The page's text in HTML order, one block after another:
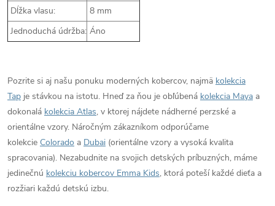
Dĺžka vlasu:
8 mm
Jednoduchá údržba: Áno
Pozrite si aj našu ponuku moderných kobercov, najmä kolekcia
Tap je stávkou na istotu. Hneď za ňou je obľúbená kolekcia Maya a
dokonalá kolekcia Atlas, v ktorej nájdete nádherné perzské a
orientálne vzory. Náročným zákazníkom odporúčame
kolekcie Colorado a Dubai (orientálne vzory a vysoká kvalita
spracovania). Nezabudnite na svojich detských príbuzných, máme
jedinečnú kolekciu kobercov Emma Kids, ktorá poteší každé dieťa a
rozžiari každú detskú izbu.